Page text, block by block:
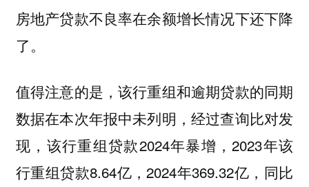
房地产贷款不良率在余额增长情况下还下降
了。
值得注意的是，该行重组和逾期贷款的同期
数据在本次年报中未列明，经过查询比对发
现，该行重组贷款2024年暴增，2023年该
行重组贷款8.64亿，2024年369.32亿，同比